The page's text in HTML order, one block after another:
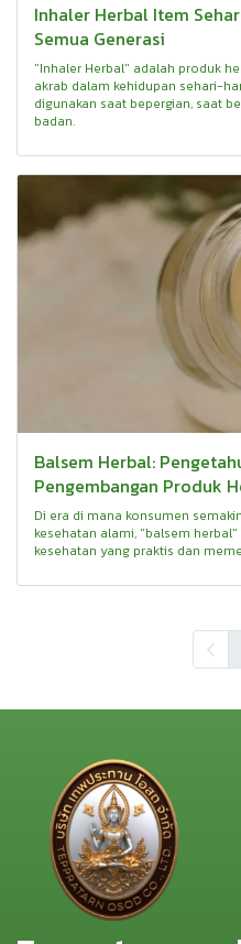
Inhaler Herbal Item
Semua Generasi
"Inhaler Herbal" adalah produk
akrab dalam kehidupan sehari-
digunakan saat bepergian, saat
badan.
Balsem Herbal:
Pengembangan Produk
Di era di mana konsumen
kesehatan alami, "balsem
kesehatan yang praktis dan